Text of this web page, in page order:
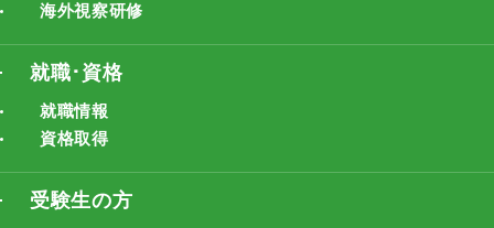
海外視察研修
就職･資格
就職情報
資格取得
受験生の方